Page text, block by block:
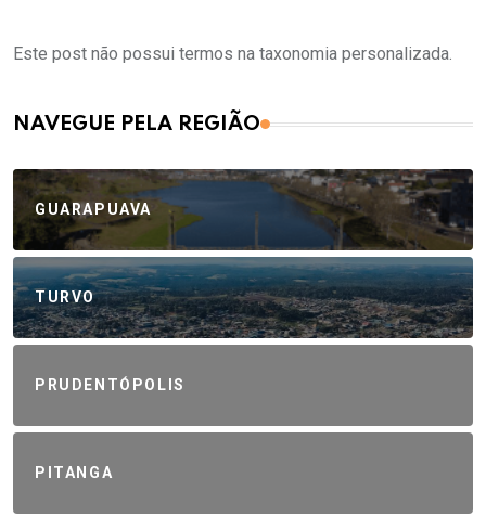
Este post não possui termos na taxonomia personalizada.
NAVEGUE PELA REGIÃO
GUARAPUAVA
TURVO
PRUDENTÓPOLIS
PITANGA